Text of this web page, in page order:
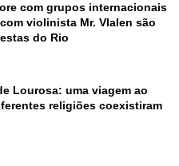
com grupos internacionais
violinista Mr. Vlalen são
do Rio
Lourosa: uma viagem ao
religiões coexistiram